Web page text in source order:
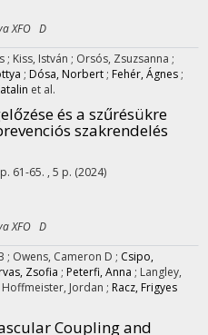
XFO D
; Kiss, István ; Orsós, Zsuzsanna ;
; Dósa, Norbert ; Fehér, Ágnes ;
et al.
és a szűrésükre
szakrendelés
61-65. , 5 p. (2024)
XFO D
; Owens, Cameron D ; Csipo,
Zsofia ; Peterfi, Anna ; Langley,
Hoffmeister, Jordan ; Racz, Frigyes
Coupling and